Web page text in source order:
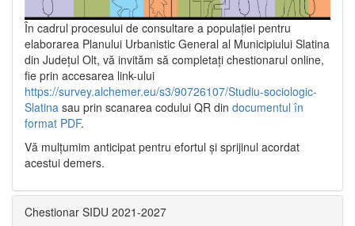
În cadrul procesului de consultare a populaţiei pentru
elaborarea Planului Urbanistic General al Municipiului Slatina
din Județul Olt, vă invităm să completați chestionarul online,
fie prin accesarea link-ului
https://survey.alchemer.eu/s3/90726107/Studiu-sociologic-
Slatina sau prin scanarea codului QR din documentul în
format PDF.
Vă mulţumim anticipat pentru efortul şi sprijinul acordat
acestui demers.
Chestionar SIDU 2021-2027